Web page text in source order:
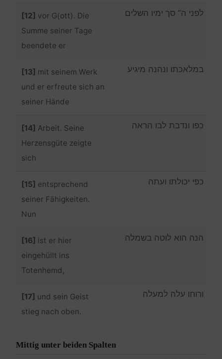
[12] vor G(ott). Die
Summe seiner Tage
beendete er
לפני ה” סך ימיו השלים
[13] mit seinem Werk
und er erfreute sich an
seiner Hände
במלאכתו ונהנה מיגיע
[14] Arbeit. Seine
Herzensgüte zeigte
sich
כפו ונדבת לבו הראה
[15] entsprechend
seiner Fähigkeiten.
Nun
כפי יכולתו ועתה
[16] ist er hier
eingehüllt ins
Totenhemd,
הנה הוא לוטה בשמלה
[17] und sein Geist
stieg nach oben.
ורוחו עלה למעלה
Mittig unter beiden Spalten